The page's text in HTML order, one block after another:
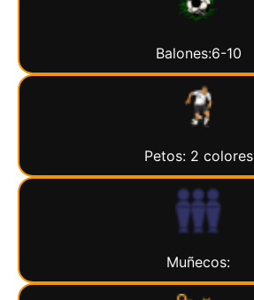
Balones:6-10
Petos: 2 colores
Muñecos: